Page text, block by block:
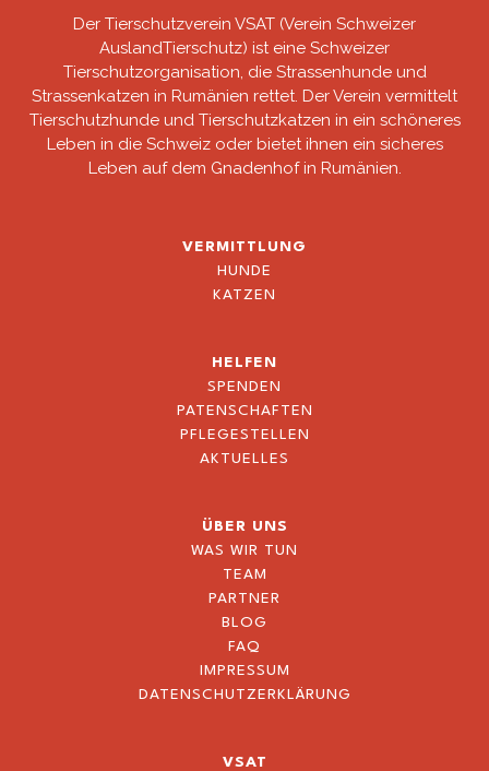
Der Tierschutzverein VSAT (Verein Schweizer
AuslandTierschutz) ist eine Schweizer
Tierschutzorganisation, die Strassenhunde und
Strassenkatzen in Rumänien rettet. Der Verein vermittelt
Tierschutzhunde und Tierschutzkatzen in ein schöneres
Leben in die Schweiz oder bietet ihnen ein sicheres
Leben auf dem Gnadenhof in Rumänien.
VERMITTLUNG
HUNDE
KATZEN
HELFEN
SPENDEN
PATENSCHAFTEN
PFLEGESTELLEN
AKTUELLES
ÜBER UNS
WAS WIR TUN
TEAM
PARTNER
BLOG
FAQ
IMPRESSUM
DATENSCHUTZERKLÄRUNG
VSAT